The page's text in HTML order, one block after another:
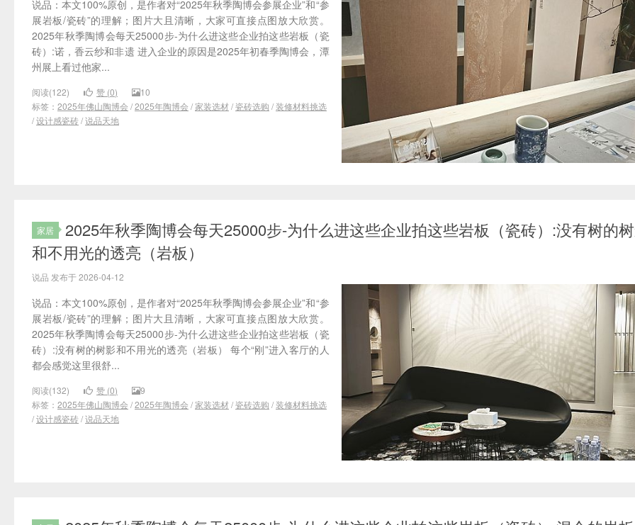
说品：本文100%原创，是作者对“2025年秋季陶博会参展企业”和“参
展岩板/瓷砖”的理解；图片大且清晰，大家可直接点图放大欣赏。
2025年秋季陶博会每天25000步-为什么进这些企业拍这些岩板（瓷
砖）:诺，香云纱和非遗 进入企业的原因是2025年初春季陶博会，潭
州展上看过他家...
阅读(122) 赞 (0)
10
标签： 2025年佛山陶博会 /2025年陶博会 /家装选材 /瓷砖选购 /装修材料挑选
/设计感瓷砖/说品天地
家居
2025年秋季陶博会每天25000步-为什么进这些企业拍这些岩板（瓷砖）:没有树的
和不用光的透亮（岩板）
说品 发布于 2026-04-12
说品：本文100%原创，是作者对“2025年秋季陶博会参展企业”和“参
展岩板/瓷砖”的理解；图片大且清晰，大家可直接点图放大欣赏。
2025年秋季陶博会每天25000步-为什么进这些企业拍这些岩板（瓷
砖）:没有树的树影和不用光的透亮（岩板） 每个“刚”进入客厅的人
都会感觉这里很舒...
阅读(132) 赞 (0)
9
标签： 2025年佛山陶博会 /2025年陶博会 /家装选材 /瓷砖选购 /装修材料挑选
/设计感瓷砖/说品天地